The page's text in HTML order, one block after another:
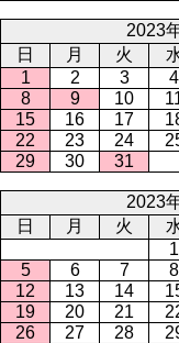
2023
日
月 火
1
2 3 4
8
9 10
15
16 17
22
23 24
29
30 31
2023
日
月 火
1
5
6 7 8
12
13 14
19
20 21
26
27 28